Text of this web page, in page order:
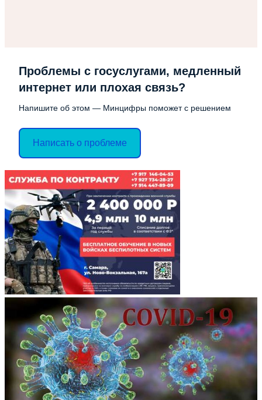
Проблемы с госуслугами, медленный
интернет или плохая связь?
Напишите об этом — Минцифры поможет с решением
Написать о проблеме